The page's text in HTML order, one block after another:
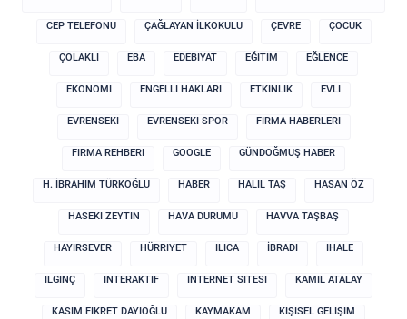
CEP TELEFONU ÇAĞLAYAN İLKOKULU ÇEVRE ÇOCUK
ÇOLAKLI EBA EDEBIYAT EĞITIM EĞLENCE
EKONOMI ENGELLI HAKLARI ETKINLIK EVLI
EVRENSEKI EVRENSEKI SPOR FIRMA HABERLERI
FIRMA REHBERI GOOGLE GÜNDOĞMUŞ HABER
H. İBRAHIM TÜRKOĞLU HABER HALIL TAŞ HASAN ÖZ
HASEKI ZEYTIN HAVA DURUMU HAVVA TAŞBAŞ
HAYIRSEVER HÜRRIYET ILICA İBRADI IHALE
ILGINÇ INTERAKTIF INTERNET SITESI KAMIL ATALAY
KASIM FIKRET DAYIOĞLU KAYMAKAM KIŞISEL GELIŞIM